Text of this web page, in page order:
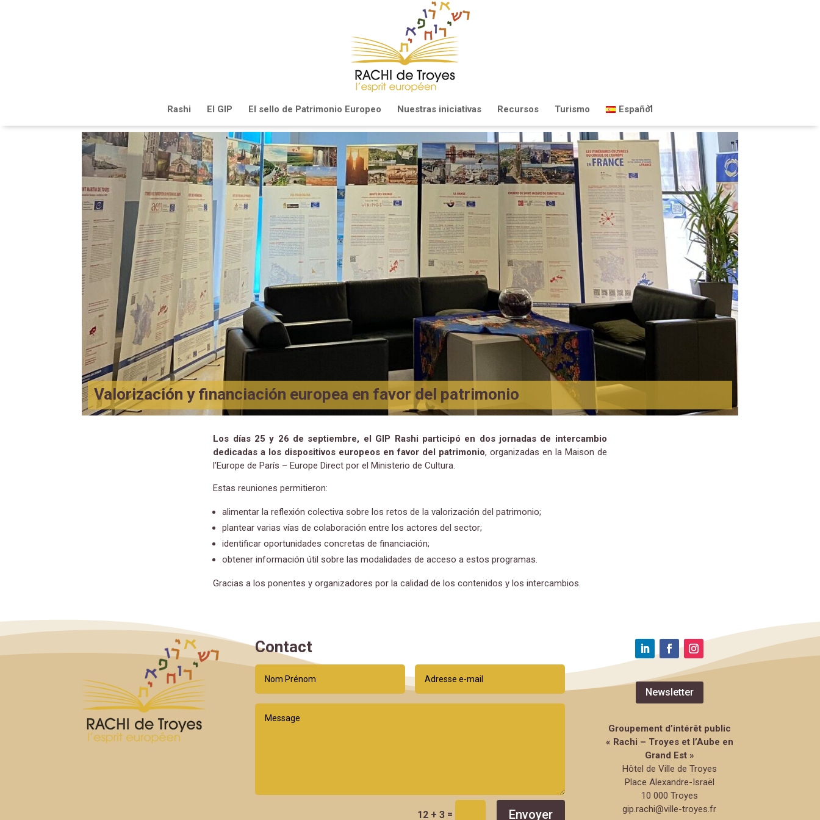
Rashi El GIP El sello de Patrimonio Europeo Nuestras iniciativas Recursos Turismo Español
Valorización y financiación europea en favor del patrimonio
Los días 25 y 26 de septiembre, el GIP Rashi participó en dos jornadas de intercambio
dedicadas a los dispositivos europeos en favor del patrimonio, organizadas en la Maison de
l’Europe de París – Europe Direct por el Ministerio de Cultura.
Estas reuniones permitieron:
alimentar la reflexión colectiva sobre los retos de la valorización del patrimonio;
plantear varias vías de colaboración entre los actores del sector;
identificar oportunidades concretas de financiación;
obtener información útil sobre las modalidades de acceso a estos programas.
Gracias a los ponentes y organizadores por la calidad de los contenidos y los intercambios.
Contact
12 + 3= Envoyer
Newsletter
Groupement d’intérêt public
« Rachi – Troyes et l’Aube en
Grand Est »
Hôtel de Ville de Troyes
Place Alexandre-Israël
10 000 Troyes
gip.rachi@ville-troyes.fr